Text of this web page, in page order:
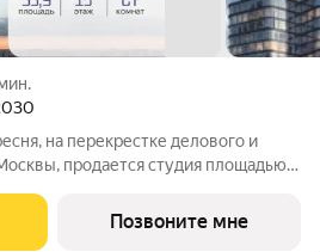
на перекрестке делового и
продается студия площадью
жилом комплексе «Начало»
Позвоните мне